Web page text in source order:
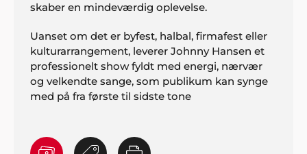
skaber en mindeværdig oplevelse.
Uanset om det er byfest, halbal, firmafest eller
kulturarrangement, leverer Johnny Hansen et
professionelt show fyldt med energi, nærvær
og velkendte sange, som publikum kan synge
med på fra første til sidste tone